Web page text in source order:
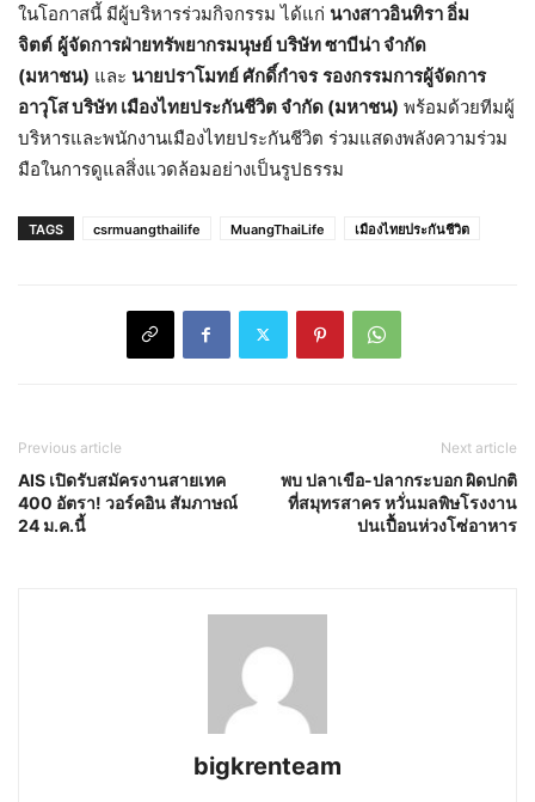
ในโอกาสนี้ มีผู้บริหารร่วมกิจกรรม ได้แก่ นางสาวอินทิรา อิ่ม
จิตต์ ผู้จัดการฝ่ายทรัพยากรมนุษย์ บริษัท ซาบีน่า จำกัด
(มหาชน) และ นายปราโมทย์ ศักดิ์กำจร รองกรรมการผู้จัดการ
อาวุโส บริษัท เมืองไทยประกันชีวิต จำกัด (มหาชน) พร้อมด้วยทีมผู้
บริหารและพนักงานเมืองไทยประกันชีวิต ร่วมแสดงพลังความร่วม
มือในการดูแลสิ่งแวดล้อมอย่างเป็นรูปธรรม
TAGS csrmuangthailife MuangThaiLife เมืองไทยประกันชีวิต
Previous article
AIS เปิดรับสมัครงานสายเทค
400 อัตรา! วอร์คอิน สัมภาษณ์
24 ม.ค.นี้
Next article
พบ ปลาเขือ-ปลากระบอก ผิดปกติ
ที่สมุทรสาคร หวั่นมลพิษโรงงาน
ปนเปื้อนห่วงโซ่อาหาร
bigkrenteam